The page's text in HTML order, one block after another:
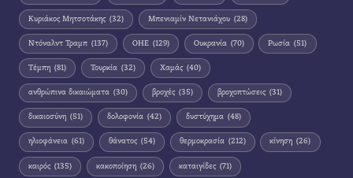
Κυριάκος Μητσοτάκης (32) Μπενιαμίν Νετανιάχου (28)
Ντόναλντ Τραμπ (137) ΟΗΕ (129) Ουκρανία (70) Ρωσία (51)
Τέμπη (81) Τουρκία (32) Χαμάς (40)
ανθρώπινα δικαιώματα (30) βροχές (35) βροχοπτώσεις (31)
δικαιοσύνη (51) δολοφονία (42) δυστύχημα (48)
ηλιοφάνεια (61) θάνατος (54) θερμοκρασία (212) κίνηση (26)
καιρός (135) κακοποίηση (26) καταιγίδες (71)